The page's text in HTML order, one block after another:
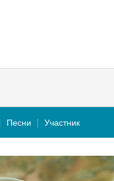
Песни Участник